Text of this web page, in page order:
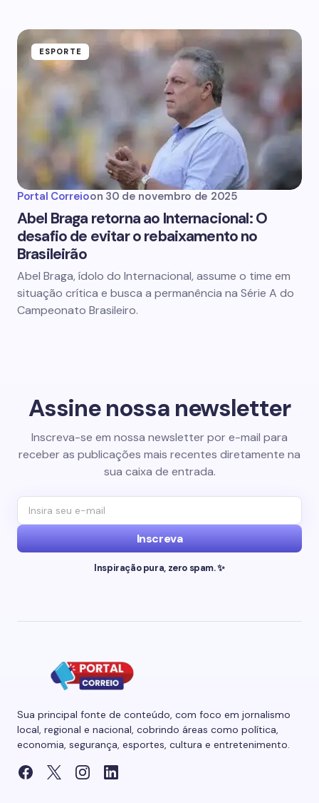
ESPORTE
Portal Correioon 30 de novembro de 2025
Abel Braga retorna ao Internacional: O
desafio de evitar o rebaixamento no
Brasileirão
Abel Braga, ídolo do Internacional, assume o time em
situação crítica e busca a permanência na Série A do
Campeonato Brasileiro.
Assine nossa newsletter
Inscreva-se em nossa newsletter por e-mail para
receber as publicações mais recentes diretamente na
sua caixa de entrada.
Inscreva
Inspiração pura, zero spam. ✨
Sua principal fonte de conteúdo, com foco em jornalismo
local, regional e nacional, cobrindo áreas como política,
economia, segurança, esportes, cultura e entretenimento.